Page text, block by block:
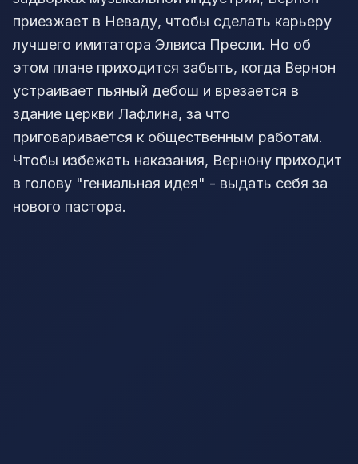
приезжает в Неваду, чтобы сделать карьеру
лучшего имитатора Элвиса Пресли. Но об
этом плане приходится забыть, когда Вернон
устраивает пьяный дебош и врезается в
здание церкви Лафлина, за что
приговаривается к общественным работам.
Чтобы избежать наказания, Вернону приходит
в голову "гениальная идея" - выдать себя за
нового пастора.